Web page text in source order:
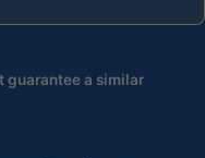
guarantee a similar